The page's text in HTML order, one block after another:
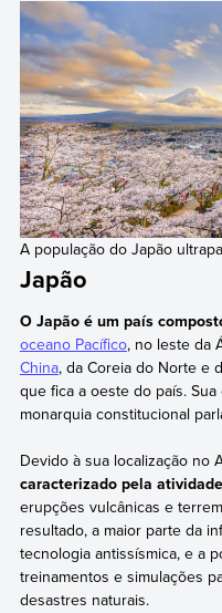
A população do Japão
Japão
O Japão é um país
oceano Pacífico, no leste da
China, da Coreia do Norte e
que fica a oeste do país.
monarquia constitucional
Devido à sua localização no
caracterizado pela
erupções vulcânicas e
resultado, a maior parte da
tecnologia antissísmica, e a
treinamentos e simulações
desastres naturais.